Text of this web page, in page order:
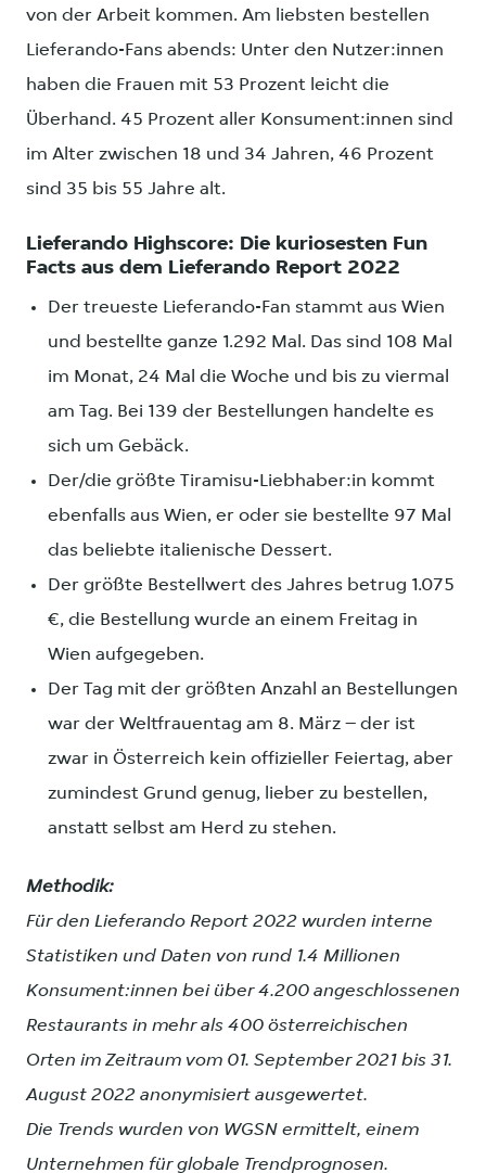
von der Arbeit kommen. Am liebsten bestellen
Lieferando-Fans abends: Unter den Nutzer:innen
haben die Frauen mit 53 Prozent leicht die
Überhand. 45 Prozent aller Konsument:innen sind
im Alter zwischen 18 und 34 Jahren, 46 Prozent
sind 35 bis 55 Jahre alt.
Lieferando Highscore: Die kuriosesten Fun
Facts aus dem Lieferando Report 2022
Der treueste Lieferando-Fan stammt aus Wien
und bestellte ganze 1.292 Mal. Das sind 108 Mal
im Monat, 24 Mal die Woche und bis zu viermal
am Tag. Bei 139 der Bestellungen handelte es
sich um Gebäck.
Der/die größte Tiramisu-Liebhaber:in kommt
ebenfalls aus Wien, er oder sie bestellte 97 Mal
das beliebte italienische Dessert.
Der größte Bestellwert des Jahres betrug 1.075
€, die Bestellung wurde an einem Freitag in
Wien aufgegeben.
Der Tag mit der größten Anzahl an Bestellungen
war der Weltfrauentag am 8. März – der ist
zwar in Österreich kein offizieller Feiertag, aber
zumindest Grund genug, lieber zu bestellen,
anstatt selbst am Herd zu stehen.
Methodik:
Für den Lieferando Report 2022 wurden interne
Statistiken und Daten von rund 1.4 Millionen
Konsument:innen bei über 4.200 angeschlossenen
Restaurants in mehr als 400 österreichischen
Orten im Zeitraum vom 01. September 2021 bis 31.
August 2022 anonymisiert ausgewertet.
Die Trends wurden von WGSN ermittelt, einem
Unternehmen für globale Trendprognosen.